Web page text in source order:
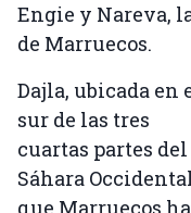
Engie y Nareva,
de Marruecos.
Dajla, ubicada en
sur de las tres
cuartas partes del
Sáhara